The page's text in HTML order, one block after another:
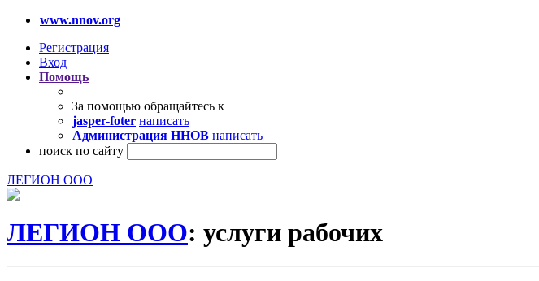
www.nnov.org
Регистрация
Вход
Помощь
За помощью обращайтесь к
jasper-foter написать
Администрация ННОВ написать
поиск по сайту
ЛЕГИОН ООО
ЛЕГИОН ООО: услуги рабочих